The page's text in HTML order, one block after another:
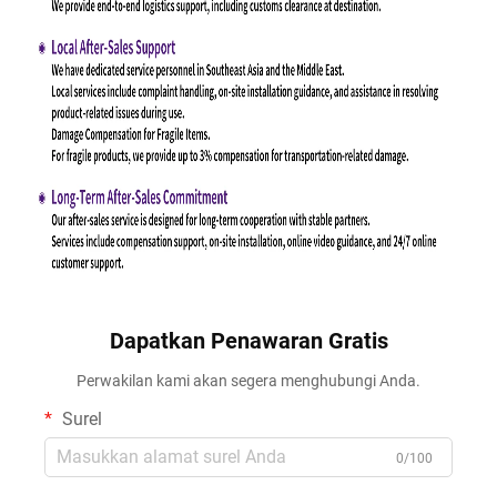
Dapatkan Penawaran Gratis
Perwakilan kami akan segera menghubungi Anda.
Surel
0/100